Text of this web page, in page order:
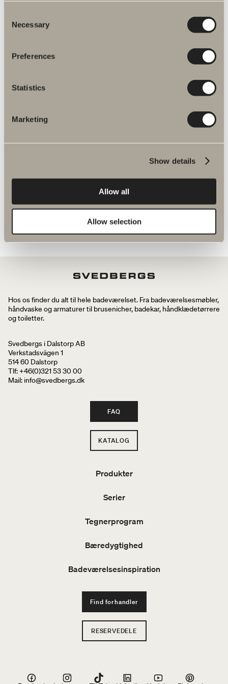
Selection
Necessary
Preferences
Statistics
Marketing
Show details
Allow all
Allow selection
Flere produkter inden for Reservedele
armaturer
Hos os finder du alt til hele badeværelset. Fra badeværelsesmøbler,
håndvaske og armaturer til brusenicher, badekar, håndklædetørrere
og toiletter.
Svedbergs i Dalstorp AB
Verkstadsvägen 1
514 60 Dalstorp
Tlf: +46(0)321 53 30 00
Mail: info@svedbergs.dk
FAQ
KATALOG
Produkter
Serier
Tegnerprogram
Bæredygtighed
Badeværelsesinspiration
Find forhandler
RESERVEDELE